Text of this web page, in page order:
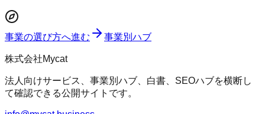
事業の選び方へ進む 事業別ハブ
株式会社Mycat
法人向けサービス、事業別ハブ、白書、SEOハブを横断し
て確認できる公開サイトです。